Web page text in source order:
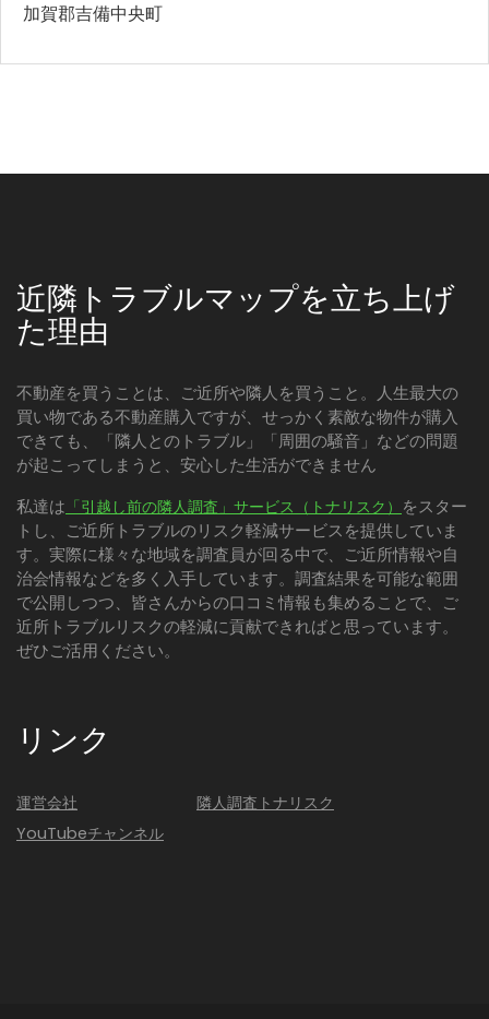
加賀郡吉備中央町
近隣トラブルマップを立ち上げ
た理由
不動産を買うことは、ご近所や隣人を買うこと。人生最大の
買い物である不動産購入ですが、せっかく素敵な物件が購入
できても、「隣人とのトラブル」「周囲の騒音」などの問題
が起こってしまうと、安心した生活ができません
私達は 「引越し前の隣人調査」サービス（トナリスク） をスター
トし、ご近所トラブルのリスク軽減サービスを提供していま
す。実際に様々な地域を調査員が回る中で、ご近所情報や自
治会情報などを多く入手しています。調査結果を可能な範囲
で公開しつつ、皆さんからの口コミ情報も集めることで、ご
近所トラブルリスクの軽減に貢献できればと思っています。
ぜひご活用ください。
リンク
運営会社
YouTubeチャンネル
隣人調査トナリスク